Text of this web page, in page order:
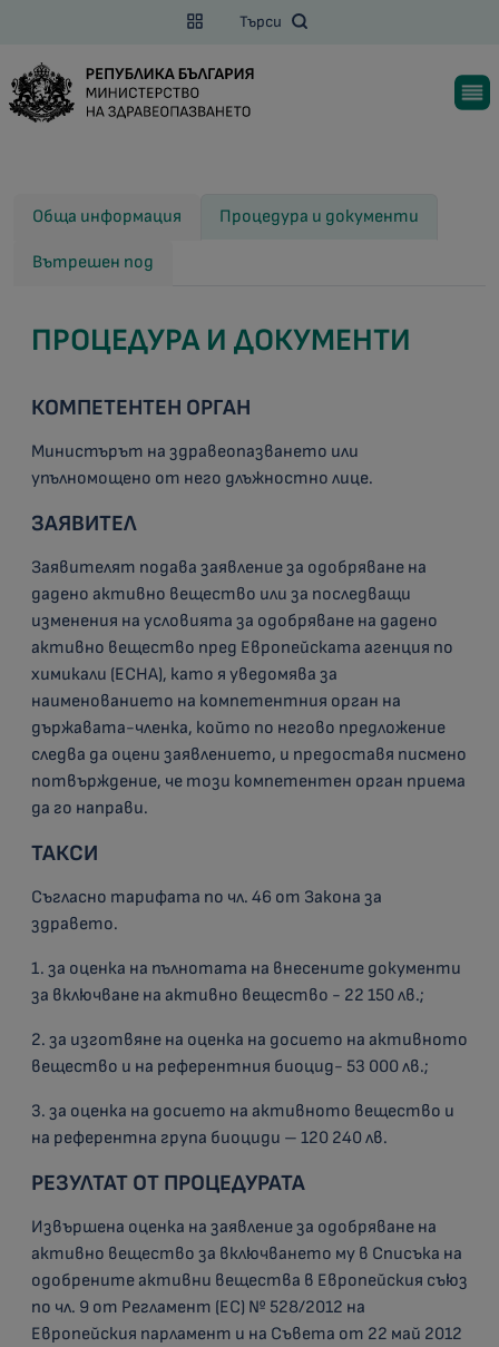
Търси
Обща информация Процедура и документи
Вътрешен под
ПРОЦЕДУРА И ДОКУМЕНТИ
КОМПЕТЕНТЕН ОРГАН
Министърът на здравеопазването или
упълномощено от него длъжностно лице.
ЗАЯВИТЕЛ
Заявителят подава заявление за одобряване на
дадено активно вещество или за последващи
изменения на условията за одобряване на дадено
активно вещество пред Европейската агенция по
химикали (ЕCHA), като я уведомява за
наименованието на компетентния орган на
държавата-членка, който по негово предложение
следва да оцени заявлението, и предоставя писмено
потвърждение, че този компетентен орган приема
да го направи.
ТАКСИ
Съгласно тарифата по чл. 46 от Закона за
здравето.
1. за оценка на пълнотата на внесените документи
за включване на активно вещество - 22 150 лв.;
2. за изготвяне на оценка на досието на активното
вещество и на референтния биоцид- 53 000 лв.;
3. за оценка на досието на активното вещество и
на референтна група биоциди – 120 240 лв.
РЕЗУЛТАТ ОТ ПРОЦЕДУРАТА
Извършена оценка на заявлениe за одобряване на
активно вещество за включването му в Списъка на
одобрените активни вещества в Европейския съюз
по чл. 9 от Регламент (ЕС) № 528/2012 на
Европейския парламент и на Съвета от 22 май 2012